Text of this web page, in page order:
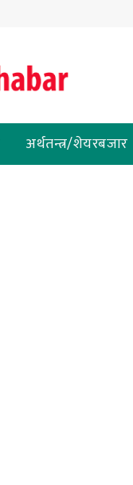
अर्थतन्त्र/शेयरबजार